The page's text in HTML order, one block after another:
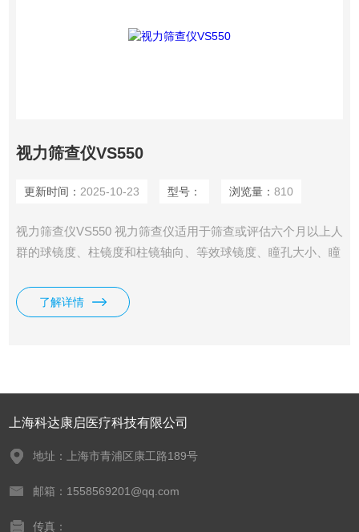
视力筛查仪VS550
更新时间： 2025-10-23 型号： 浏览量： 810
视力筛查仪VS550 视力筛查仪适用于筛查或评估六个月以上人
群的球镜度、柱镜度和柱镜轴向、等效球镜度、瞳孔大小、瞳
构进行诊断和治疗。
了解详情
上海科达康启医疗科技有限公司
地址：上海市青浦区康工路189号
邮箱：1558569201@qq.com
传真：